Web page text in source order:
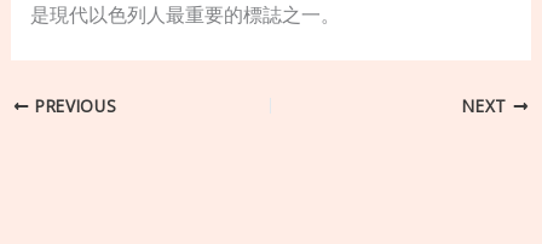
是現代以色列人最重要的標誌之一。
PREVIOUS NEXT